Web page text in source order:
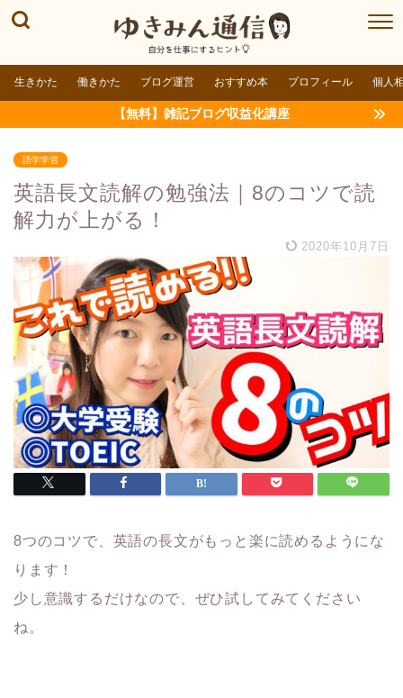
生きかた 働きかた ブログ運営 おすすめ本 プロフィール 個人
【無料】雑記ブログ収益化講座
語学学習
英語長文読解の勉強法｜8のコツで読
解力が上がる！
2020年10月7日
8つのコツで、英語の長文がもっと楽に読めるようにな
ります！
少し意識するだけなので、ぜひ試してみてください
ね。